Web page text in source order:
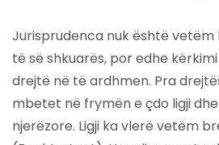
Jurisprudenca nuk është vetëm
të së shkuarës, por edhe
drejtë në të ardhmen. Pra
mbetet në frymën e çdo ligji
njerëzore. Ligji ka vlerë vetëm